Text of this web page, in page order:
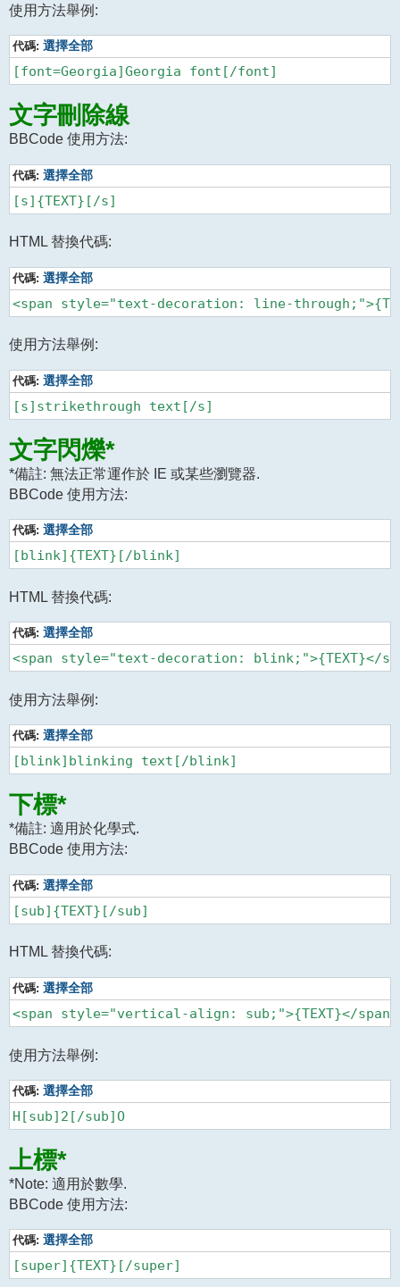
使用方法舉例:
代碼: 選擇全部
文字刪除線
BBCode 使用方法:
代碼: 選擇全部
HTML 替換代碼:
代碼: 選擇全部
使用方法舉例:
代碼: 選擇全部
文字閃爍*
*備註: 無法正常運作於 IE 或某些瀏覽器.
BBCode 使用方法:
代碼: 選擇全部
HTML 替換代碼:
代碼: 選擇全部
使用方法舉例:
代碼: 選擇全部
下標*
*備註: 適用於化學式.
BBCode 使用方法:
代碼: 選擇全部
HTML 替換代碼:
代碼: 選擇全部
使用方法舉例:
代碼: 選擇全部
上標*
*Note: 適用於數學.
BBCode 使用方法:
代碼: 選擇全部